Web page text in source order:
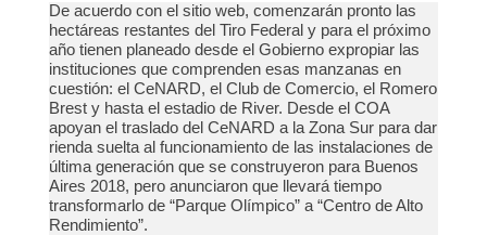
De acuerdo con el sitio web, comenzarán pronto las
hectáreas restantes del Tiro Federal y para el próximo
año tienen planeado desde el Gobierno expropiar las
instituciones que comprenden esas manzanas en
cuestión: el CeNARD, el Club de Comercio, el Romero
Brest y hasta el estadio de River. Desde el COA
apoyan el traslado del CeNARD a la Zona Sur para dar
rienda suelta al funcionamiento de las instalaciones de
última generación que se construyeron para Buenos
Aires 2018, pero anunciaron que llevará tiempo
transformarlo de “Parque Olímpico” a “Centro de Alto
Rendimiento”.